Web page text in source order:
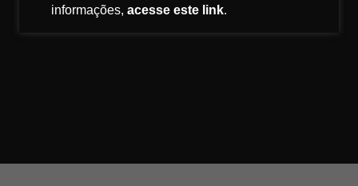
informações, acesse este link.